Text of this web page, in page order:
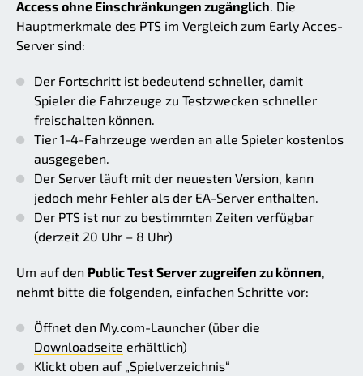
Access ohne Einschränkungen zugänglich . Die
Hauptmerkmale des PTS im Vergleich zum Early Acces-
Server sind:
Der Fortschritt ist bedeutend schneller, damit
Spieler die Fahrzeuge zu Testzwecken schneller
freischalten können.
Tier 1-4-Fahrzeuge werden an alle Spieler kostenlos
ausgegeben.
Der Server läuft mit der neuesten Version, kann
jedoch mehr Fehler als der EA-Server enthalten.
Der PTS ist nur zu bestimmten Zeiten verfügbar
(derzeit 20 Uhr – 8 Uhr)
Um auf den Public Test Server zugreifen zu können
nehmt bitte die folgenden, einfachen Schritte vor:
Öffnet den My.com-Launcher (über die
Downloadseite erhältlich)
Klickt oben auf „Spielverzeichnis“